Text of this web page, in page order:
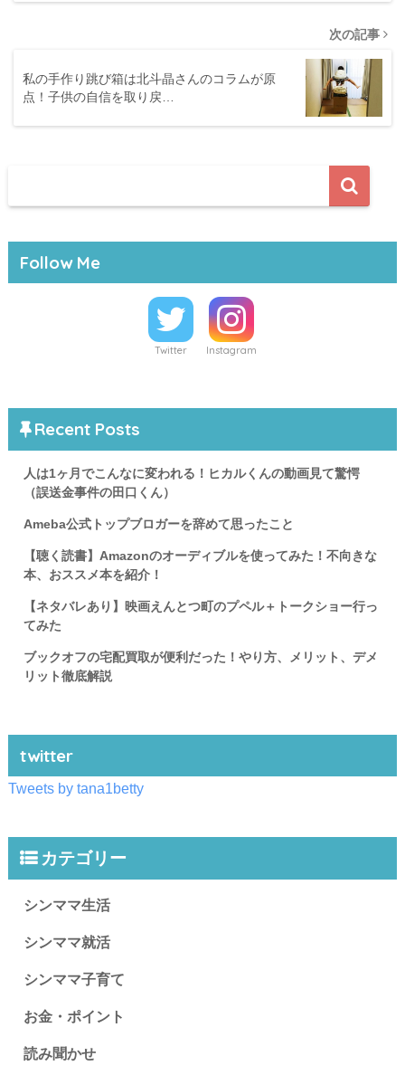
次の記事
私の手作り跳び箱は北斗晶さんのコラムが原
点！子供の自信を取り戻…
Follow Me
Twitter Instagram
Recent Posts
人は1ヶ月でこんなに変われる！ヒカルくんの動画見て驚愕
（誤送金事件の田口くん）
Ameba公式トップブロガーを辞めて思ったこと
【聴く読書】Amazonのオーディブルを使ってみた！不向きな
本、おススメ本を紹介！
【ネタバレあり】映画えんとつ町のプペル＋トークショー行っ
てみた
ブックオフの宅配買取が便利だった！やり方、メリット、デメ
リット徹底解説
twitter
Tweets by tana1betty
カテゴリー
シンママ生活
シンママ就活
シンママ子育て
お金・ポイント
読み聞かせ